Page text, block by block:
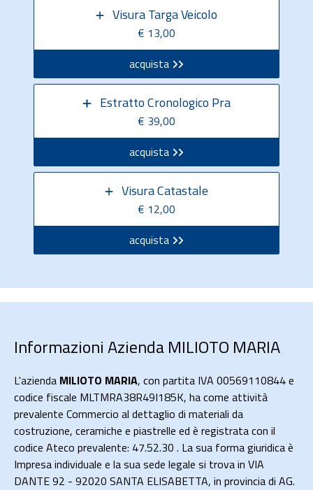
Visura Targa Veicolo
€ 13,00
acquista
Estratto Cronologico Pra
€ 39,00
acquista
Visura Catastale
€ 12,00
acquista
Informazioni Azienda MILIOTO MARIA
L'azienda MILIOTO MARIA, con partita IVA 00569110844 e
codice fiscale MLTMRA38R49I185K, ha come attività
prevalente Commercio al dettaglio di materiali da
costruzione, ceramiche e piastrelle ed è registrata con il
codice Ateco prevalente: 47.52.30 . La sua forma giuridica è
Impresa individuale e la sua sede legale si trova in VIA
DANTE 92 - 92020 SANTA ELISABETTA, in provincia di AG.